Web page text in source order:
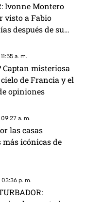
Ivonne Montero
visto a Fabio
después de su
a. m.
Captan misteriosa
de Francia y el
opiniones
a. m.
las casas
más icónicas de
03:36 p. m.